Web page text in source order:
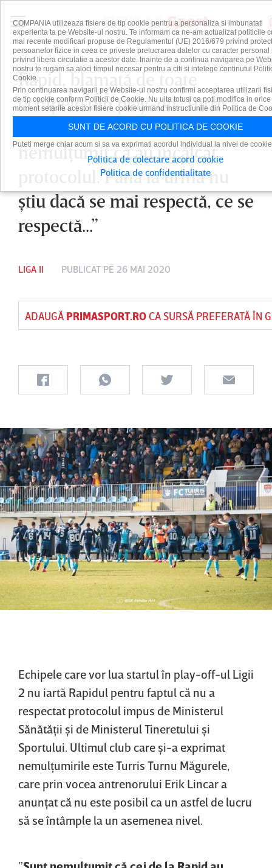
Rapid, blamată de toate
echipele din play-off. Turris
iese şi ea la atac: ”Sunt
nemulţumit că au încălcat
protocolul. Până la urmă nu
ştiu dacă se mai respectă, ce se
respectă...”
LIGA II PUBLICAT PE 26 MAI 2020
ADAUGĂ PRIMASPORT.ROCA SURSĂ PREFERATĂ ÎN
Echipele care vor lua startul în play-off-ul Ligii
2 nu iartă Rapidul pentru faptul că nu a
respectat protocolul impus de Ministerul
Sănătăţii şi de Ministerul Tineretului şi
Sportului. Ultimul club care şi-a exprimat
nemulţumirile este Turris Turnu Măgurele,
care prin vocea antrenorului Erik Lincar a
anunţat că nu este posibil ca un astfel de lucru
să se întâmple la un asemenea nivel.
COMPANIA utilizeaza fisiere de tip cookie pentru a personaliza si imbunatati
experienta ta pe Website-ul nostru. Te informam ca ne-am actualizat politicile
mai recente modificari propuse de Regulamentul (UE) 2016/679 privind
persoanelor fizice in ceea ce priveste prelucrarea datelor cu caracter personal
privind libera circulatie a acestor date. Inainte de a continua navigarea pe
nostru te rugam sa aloci timpul necesar pentru a citi si intelege continutul
Cookie.
Prin continuarea navigarii pe Website-ul nostru confirmi acceptarea utilizarii
de tip cookie conform Politicii de Cookie. Nu uita totusi ca poti modifica in orice
moment setarile acestor fisiere cookie urmand instructiunile din Politica de
SUNT DE ACORD CU POLITICA DE COOKIE
Puteti merge chiar acum si sa va exprimati acordul individual la nivel de
Politica de colectare acord cookie
Politica de confidentialitate